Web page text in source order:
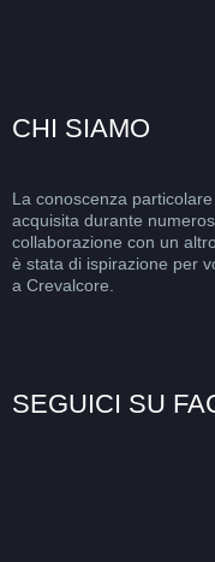
CHI SIAMO
La conoscenza
acquisita durante
collaborazione con un
è stata di ispirazione per
a Crevalcore.
SEGUICI SU